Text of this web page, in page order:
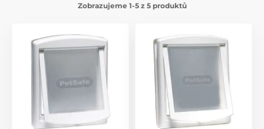
Zobrazujeme 1-5 z 5 produktů